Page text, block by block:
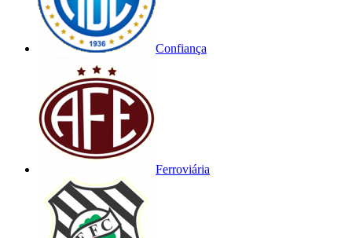
Confiança
Ferroviária